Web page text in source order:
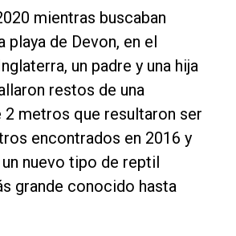
mientras buscaban
playa de Devon, en el
un padre y una hija
restos de una
2 metros que resultaron ser
encontrados en 2016 y
nuevo tipo de reptil
grande conocido hasta